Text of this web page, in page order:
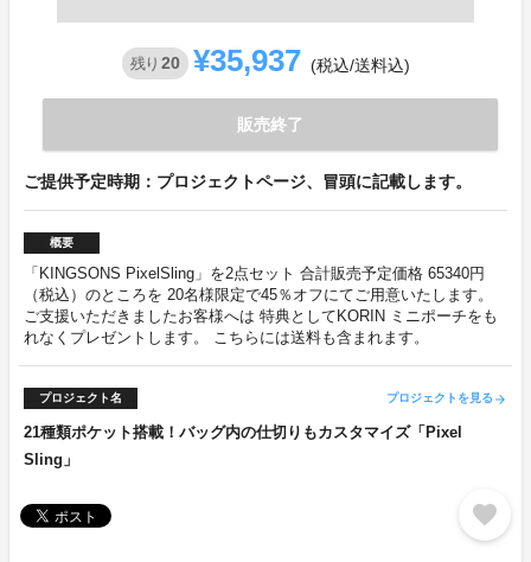
残り 20 ¥35,937 (税込/送料込)
販売終了
ご提供予定時期：プロジェクトページ、冒頭に記載します。
概要
「KINGSONS PixelSling」を2点セット 合計販売予定価格 65340円
（税込）のところを 20名様限定で45％オフにてご用意いたします。
ご支援いただきましたお客様へは 特典としてKORIN ミニポーチをも
れなくプレゼントします。 こちらには送料も含まれます。
プロジェクト名 プロジェクトを見る arrow_forward
21種類ポケット搭載！バッグ内の仕切りもカスタマイズ「Pixel
Sling」
favorite